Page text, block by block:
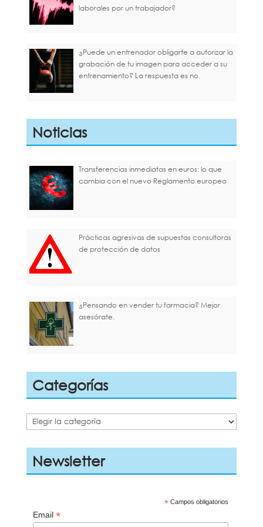
laborales por un trabajador?
¿Puede un entrenador obligarte a autorizar la
grabación de tu imagen para acceder a su
entrenamiento? La respuesta es no.
Noticias
Transferencias inmediatas en euros: lo que
cambia con el nuevo Reglamento europeo
Prácticas agresivas de supuestas consultoras
de protección de datos
¿Pensando en vender tu farmacia? Mejor
asesórate.
Categorías
Categorías
Newsletter
* Campos obligatorios
Email *